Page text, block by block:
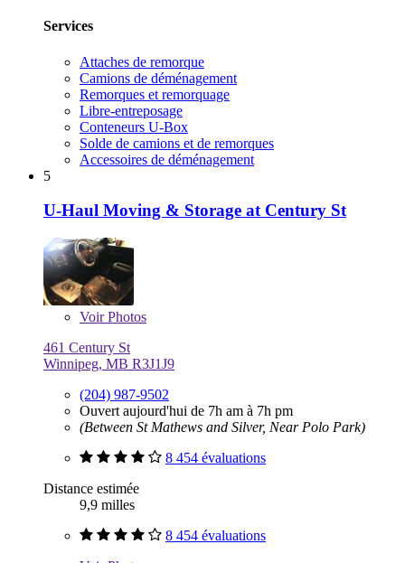
Services
Attaches de remorque
Camions de déménagement
Remorques et remorquage
Libre-entreposage
Conteneurs U-Box
Solde de camions et de remorques
Accessoires de déménagement
5
U-Haul Moving & Storage at Century St
VoirPhotos
461 Century St
Winnipeg, MB R3J1J9
(204) 987-9502
Ouvert aujourd'hui de 7h am à 7h pm
(Between St Mathews and Silver, Near Polo Park)
8 454 évaluations
Distance estimée
9,9 milles
8 454 évaluations